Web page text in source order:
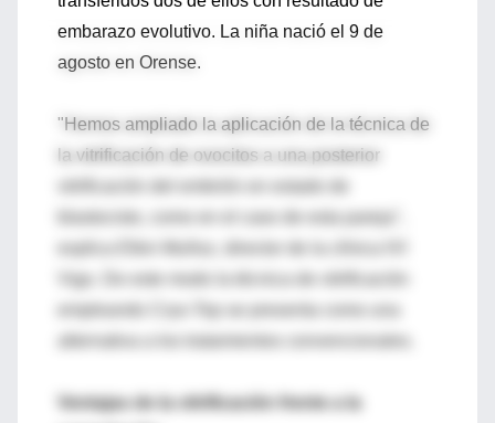
embarazo evolutivo. La niña nació el 9 de
agosto en Orense.
"Hemos ampliado la aplicación de la técnica de
la vitrificación de ovocitos a una posterior
Vigo. De este modo la técnica de vitrificación
Ventajas de la vitrificación frente a la